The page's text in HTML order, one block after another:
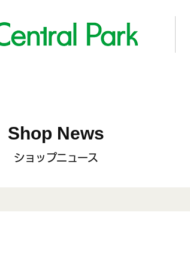
Shop News
ショップニュース